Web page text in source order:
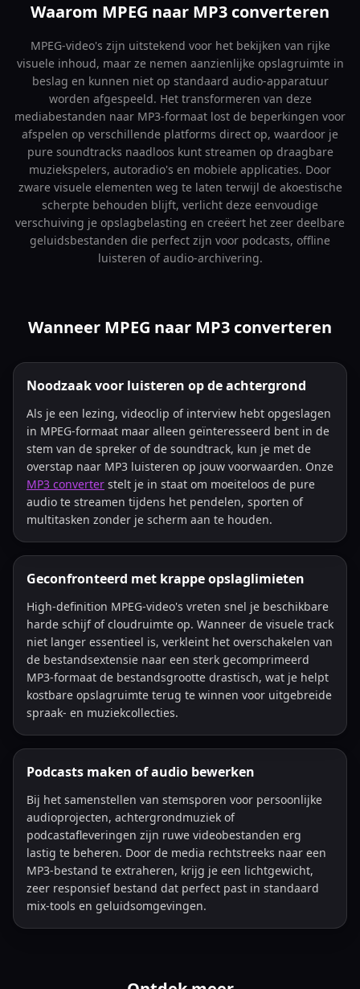
Waarom MPEG naar MP3 converteren
MPEG-video's zijn uitstekend voor het bekijken van rijke
visuele inhoud, maar ze nemen aanzienlijke opslagruimte in
beslag en kunnen niet op standaard audio-apparatuur
worden afgespeeld. Het transformeren van deze
mediabestanden naar MP3-formaat lost de beperkingen voor
afspelen op verschillende platforms direct op, waardoor je
pure soundtracks naadloos kunt streamen op draagbare
muziekspelers, autoradio's en mobiele applicaties. Door
zware visuele elementen weg te laten terwijl de akoestische
scherpte behouden blijft, verlicht deze eenvoudige
verschuiving je opslagbelasting en creëert het zeer deelbare
geluidsbestanden die perfect zijn voor podcasts, offline
luisteren of audio-archivering.
Wanneer MPEG naar MP3 converteren
Noodzaak voor luisteren op de achtergrond
Als je een lezing, videoclip of interview hebt opgeslagen
in MPEG-formaat maar alleen geïnteresseerd bent in de
stem van de spreker of de soundtrack, kun je met de
overstap naar MP3 luisteren op jouw voorwaarden. Onze
MP3 converter stelt je in staat om moeiteloos de pure
audio te streamen tijdens het pendelen, sporten of
multitasken zonder je scherm aan te houden.
Geconfronteerd met krappe opslaglimieten
High-definition MPEG-video's vreten snel je beschikbare
harde schijf of cloudruimte op. Wanneer de visuele track
niet langer essentieel is, verkleint het overschakelen van
de bestandsextensie naar een sterk gecomprimeerd
MP3-formaat de bestandsgrootte drastisch, wat je helpt
kostbare opslagruimte terug te winnen voor uitgebreide
spraak- en muziekcollecties.
Podcasts maken of audio bewerken
Bij het samenstellen van stemsporen voor persoonlijke
audioprojecten, achtergrondmuziek of
podcastafleveringen zijn ruwe videobestanden erg
lastig te beheren. Door de media rechtstreeks naar een
MP3-bestand te extraheren, krijg je een lichtgewicht,
zeer responsief bestand dat perfect past in standaard
mix-tools en geluidsomgevingen.